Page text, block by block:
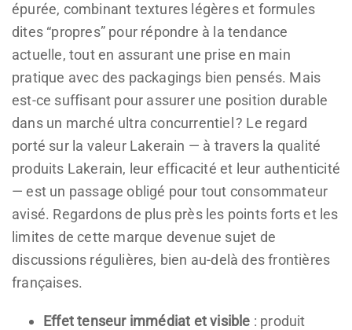
épurée, combinant textures légères et formules
dites “propres” pour répondre à la tendance
actuelle, tout en assurant une prise en main
pratique avec des packagings bien pensés. Mais
est-ce suffisant pour assurer une position durable
dans un marché ultra concurrentiel ? Le regard
porté sur la valeur Lakerain — à travers la qualité
produits Lakerain, leur efficacité et leur authenticité
— est un passage obligé pour tout consommateur
avisé. Regardons de plus près les points forts et les
limites de cette marque devenue sujet de
discussions régulières, bien au-delà des frontières
françaises.
Effet tenseur immédiat et visible : produit